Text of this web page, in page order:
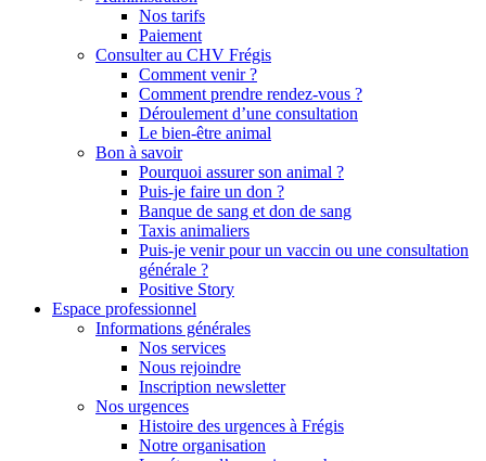
Nos tarifs
Paiement
Consulter au CHV Frégis
Comment venir ?
Comment prendre rendez-vous ?
Déroulement d’une consultation
Le bien-être animal
Bon à savoir
Pourquoi assurer son animal ?
Puis-je faire un don ?
Banque de sang et don de sang
Taxis animaliers
Puis-je venir pour un vaccin ou une consultation
générale ?
Positive Story
Espace professionnel
Informations générales
Nos services
Nous rejoindre
Inscription newsletter
Nos urgences
Histoire des urgences à Frégis
Notre organisation